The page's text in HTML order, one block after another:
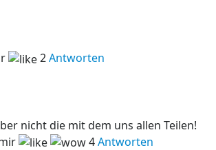
2Antworten
nicht die mit dem uns allen Teilen!
4Antworten